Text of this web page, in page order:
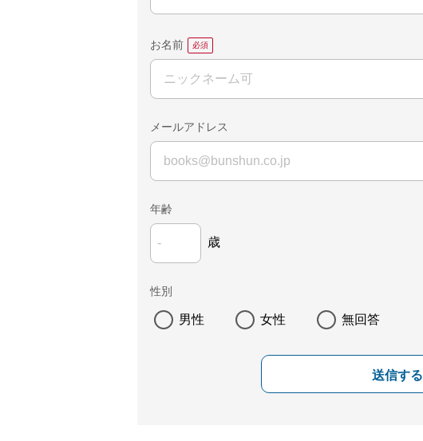
お名前
メールアドレス
年齢
歳
性別
男性 女性 無回答
送信する